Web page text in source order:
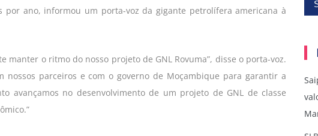
por ano, informou um porta-voz da gigante petrolífera americana à
o ritmo do nosso projeto de GNL Rovuma”, disse o porta-voz.
nossos parceiros e com o governo de Moçambique para garantir a
avançamos no desenvolvimento de um projeto de GNL de classe